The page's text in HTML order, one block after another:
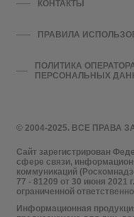
© 2004-2025. ВСЕ ПРАВА
Сайт зарегистрирован
сфере связи,
коммуникаций
77 - 81209 от 30 июня 2021
ограниченной
Информационная
КОНТАКТЫ
ПРАВИЛА
ПОЛИТИКА
ПЕРСОНАЛЬНЫХ